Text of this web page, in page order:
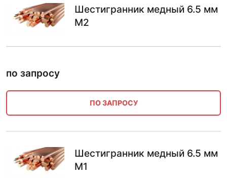
Шестигранник медный 6.5 мм
М2
по запросу
ПО ЗАПРОСУ
Шестигранник медный 6.5 мм
М1